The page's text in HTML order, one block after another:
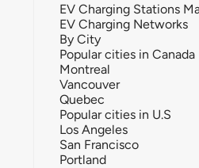
EV Charging Stations
EV Charging Networks
By City
Popular cities in Canada
Montreal
Vancouver
Quebec
Popular cities in U.S
Los Angeles
San Francisco
Portland